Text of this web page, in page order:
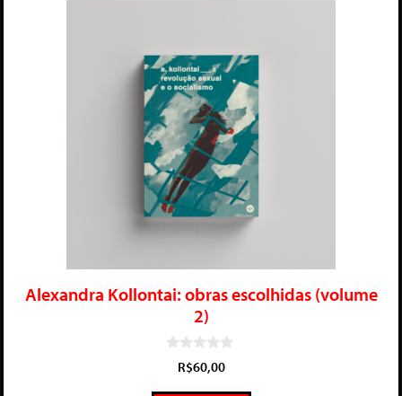
Alexandra Kollontai: obras escolhidas (volume
2)
R$60,00